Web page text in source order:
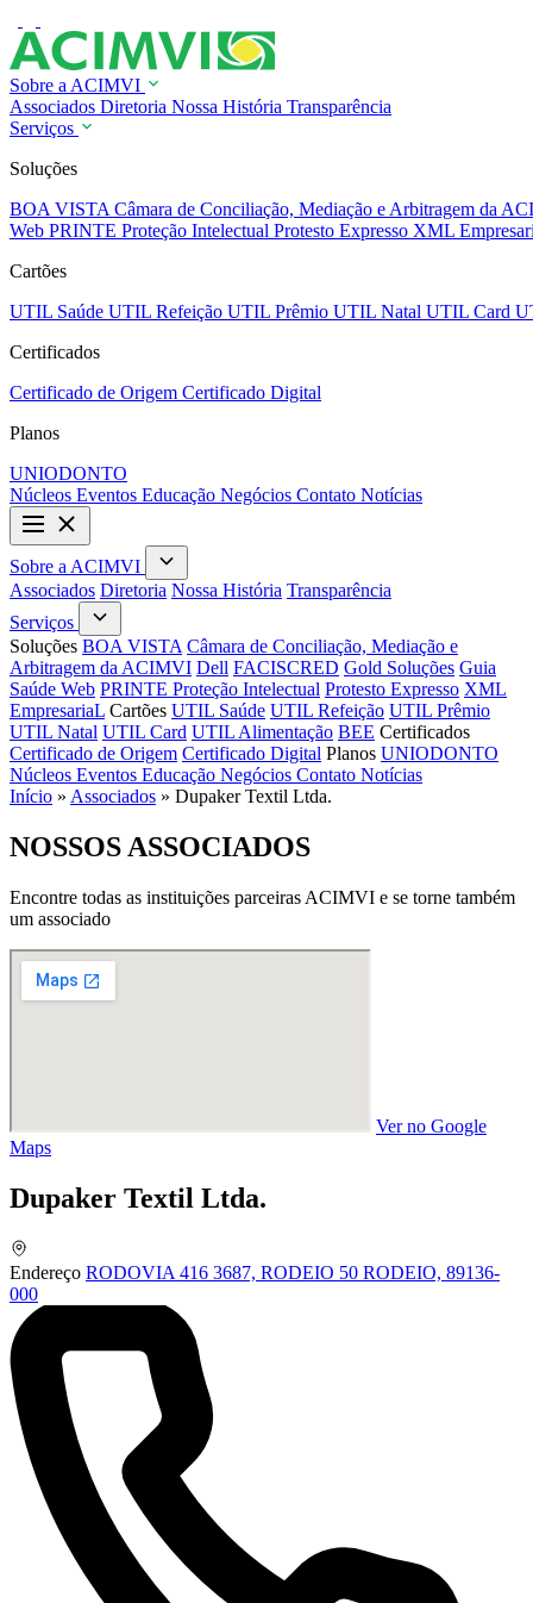
Sobre a ACIMVI
Associados Diretoria Nossa História Transparência
Serviços
Soluções
BOA VISTA Câmara de Conciliação, Mediação e Arbitragem da
Web PRINTE Proteção Intelectual Protesto Expresso XML
Cartões
UTIL Saúde UTIL Refeição UTIL Prêmio UTIL Natal UTIL Card
Certificados
Certificado de Origem Certificado Digital
Planos
UNIODONTO
Núcleos Eventos Educação Negócios Contato Notícias
Sobre a ACIMVI
Associados Diretoria Nossa História Transparência
Serviços
Soluções BOA VISTA Câmara de Conciliação, Mediação e
Arbitragem da ACIMVI Dell FACISCRED Gold Soluções Guia
Saúde Web PRINTE Proteção Intelectual Protesto Expresso XML
EmpresariaL Cartões UTIL Saúde UTIL Refeição UTIL Prêmio
UTIL Natal UTIL Card UTIL Alimentação BEE Certificados
Certificado de Origem Certificado Digital Planos UNIODONTO
Núcleos Eventos Educação Negócios Contato Notícias
Início » Associados » Dupaker Textil Ltda.
NOSSOS ASSOCIADOS
Encontre todas as instituições parceiras ACIMVI e se torne também
um associado
Ver no Google
Maps
Dupaker Textil Ltda.
Endereço RODOVIA 416 3687, RODEIO 50 RODEIO, 89136-
000